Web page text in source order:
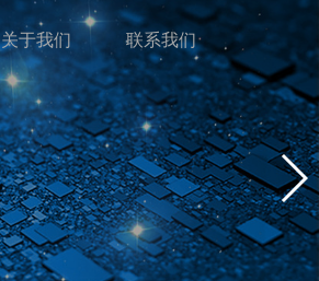
关于我们 联系我们